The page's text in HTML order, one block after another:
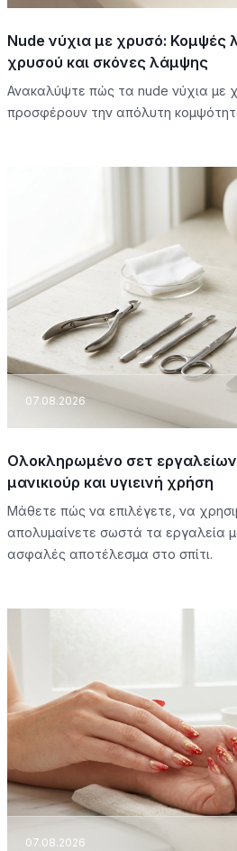
Nude νύχια με χρυσό: Κομψές
χρυσού και σκόνες λάμψης
Ανακαλύψτε πώς τα nude νύχια με
προσφέρουν την απόλυτη
07.08.2026
Ολοκληρωμένο σετ
μανικιούρ και υγιεινή χρήση
Μάθετε πώς να επιλέγετε, να
απολυμαίνετε σωστά τα εργαλεία
ασφαλές αποτέλεσμα στο σπίτι.
07.08.2026